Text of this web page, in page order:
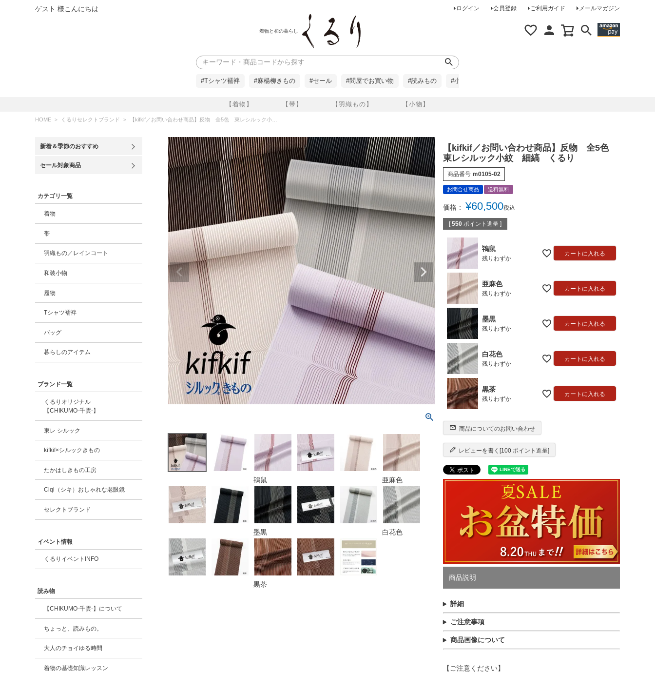
ゲスト 様こんにちは ログイン 会員登録 ご利用ガイド メールマガジン
着物と和の暮らし
【着物】 【帯】 【羽織もの】 【小物】
検索
#Tシャツ襦袢 #麻楊柳きもの #セール #問屋でお買い物 #読みもの #小柄な方に
HOME くるりセレクトブランド 【kifkif／お問い合わせ商品】反物 全5色 東レシルック小紋 細縞 くるり
新着＆季節のおすすめ
セール対象商品
カテゴリ一覧
着物
帯
羽織もの／レインコート
和装小物
履物
Tシャツ襦袢
バッグ
暮らしのアイテム
ブランド一覧
くるりオリジナル
【CHIKUMO-千雲-】
東レ シルック
kifkif×シルックきもの
たかはしきもの工房
Ciqi（シキ）おしゃれな老眼鏡
セレクトブランド
イベント情報
くるりイベントINFO
読み物
【CHIKUMO-千雲-】について
ちょっと、読みもの。
大人のチョイゆる時間
着物の基礎知識レッスン
鴇鼠 亜麻色
墨黒 白花色
黒茶
【kifkif／お問い合わせ商品】反物 全5色
東レシルック小紋 細縞 くるり
商品番号 ｍ0105-02
お問合せ商品 送料無料
価格： ¥60,500税込
[ 550 ポイント進呈 ]
鴇鼠
残りわずか
カートに入れる
亜麻色
残りわずか
カートに入れる
墨黒
残りわずか
カートに入れる
白花色
残りわずか
カートに入れる
黒茶
残りわずか
カートに入れる
商品についてのお問い合わせ
レビューを書く[100 ポイント進呈]
商品説明
詳細
ご注意事項
商品画像について
【ご注意ください】